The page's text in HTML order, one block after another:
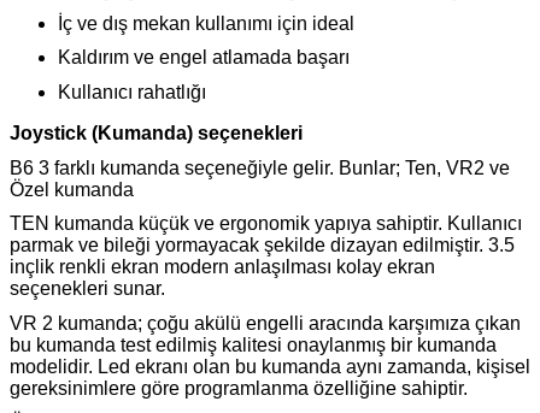
İç ve dış mekan kullanımı için ideal
Kaldırım ve engel atlamada başarı
Kullanıcı rahatlığı
Joystick (Kumanda) seçenekleri
B6 3 farklı kumanda seçeneğiyle gelir. Bunlar; Ten, VR2 ve
Özel kumanda
TEN kumanda küçük ve ergonomik yapıya sahiptir. Kullanıcı
parmak ve bileği yormayacak şekilde dizayan edilmiştir. 3.5
inçlik renkli ekran modern anlaşılması kolay ekran
seçenekleri sunar.
VR 2 kumanda; çoğu akülü engelli aracında karşımıza çıkan
bu kumanda test edilmiş kalitesi onaylanmış bir kumanda
modelidir. Led ekranı olan bu kumanda aynı zamanda, kişisel
gereksinimlere göre programlanma özelliğine sahiptir.